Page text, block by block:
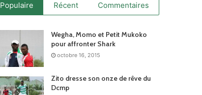
Populaire Récent Commentaires
Wegha, Momo et Petit Mukoko
pour affronter Shark
octobre 16, 2015
Zito dresse son onze de rêve du
Dcmp